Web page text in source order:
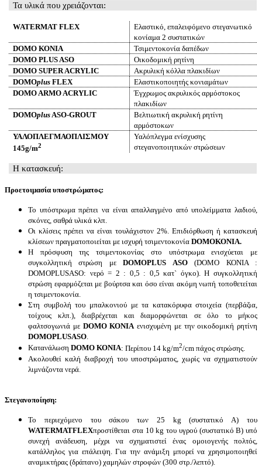
Τα υλικά που χρειάζονται:
WATERMAT FLEX
Ελαστικό, επαλειφόμενο στεγανωτικό
κονίαμα 2 συστατικών
DOMO ΚΟΝΙΑ
Τσιμεντοκονία δαπέδων
DOMO PLUSASO
Οικοδομική ρητίνη
DOMO SUPERACRYLIC
Ακρυλική κόλλα πλακιδίων
DOMOplus FLEX
Ελαστικοποιητής κονιαμάτων
DOMO ARMO ACRYLIC
Έγχρωμος ακρυλικός αρμόστοκος
πλακιδίων
DOMOplusASO-GROUT
Βελτιωτική ακρυλική ρητίνη
αρμόστοκων
ΥΑΛΟΠΛΕΓΜΑΟΠΛΙΣΜΟΥ
145g/m2
Υαλόπλεγμα ενίσχυσης
στεγανοποιητικών στρώσεων
Η κατασκευή:
Προετοιμασία υποστρώματος:
Το υπόστρωμα πρέπει να είναι απαλλαγμένο από υπολείμματα λαδιού,
σκόνες, σαθρά υλικά κλπ.
Οι κλίσεις πρέπει να είναι τουλάχιστον 2%. Επιδιόρθωση ή κατασκευή
κλίσεων πραγματοποιείται με ισχυρή τσιμεντοκονία DOMOΚΟΝΙΑ.
Η πρόσφυση της τσιμεντοκονίας στο υπόστρωμα ενισχύεται με
συγκολλητική στρώση μεDOMOPLUS ASO(DOMO ΚΟΝΙΑ :
DOMOPLUSASO: νερό = 2 : 0,5 : 0,5 κατ` όγκο). Η συγκολλητική
στρώση εφαρμόζεται με βούρτσα και όσο είναι ακόμη νωπή τοποθετείται
η τσιμεντοκονία.
Στη συμβολή του μπαλκονιού με τα κατακόρυφα στοιχεία (περβάζια,
τοίχους κλπ.), διαβρέχεται και διαμορφώνεται σε όλο το μήκος
φαλτσογωνιά με DOMOΚΟΝΙΑενισχυμένη με την οικοδομική ρητίνη
DOMOPLUSASO.
Κατανάλωση DOMO ΚΟΝΙΑ: Περίπου 14 kg/m2/cm πάχος στρώσης.
Ακολουθεί καλή διαβροχή του υποστρώματος, χωρίς να σχηματιστούν
λιμνάζοντα νερά.
Στεγανοποίηση:
Το περιεχόμενο του σάκου των 25 kg (συστατικό Α) του
WATERMATFLEXπροστίθεται στα 10 kg του υγρού (συστατικό Β) υπό
συνεχή ανάδευση, μέχρι να σχηματιστεί ένας ομοιογενής πολτός,
κατάλληλος για επάλειψη. Για την ανάμιξη μπορεί να χρησιμοποιηθεί
αναμικτήρας (δράπανο) χαμηλών στροφών (300 στρ./λεπτό).